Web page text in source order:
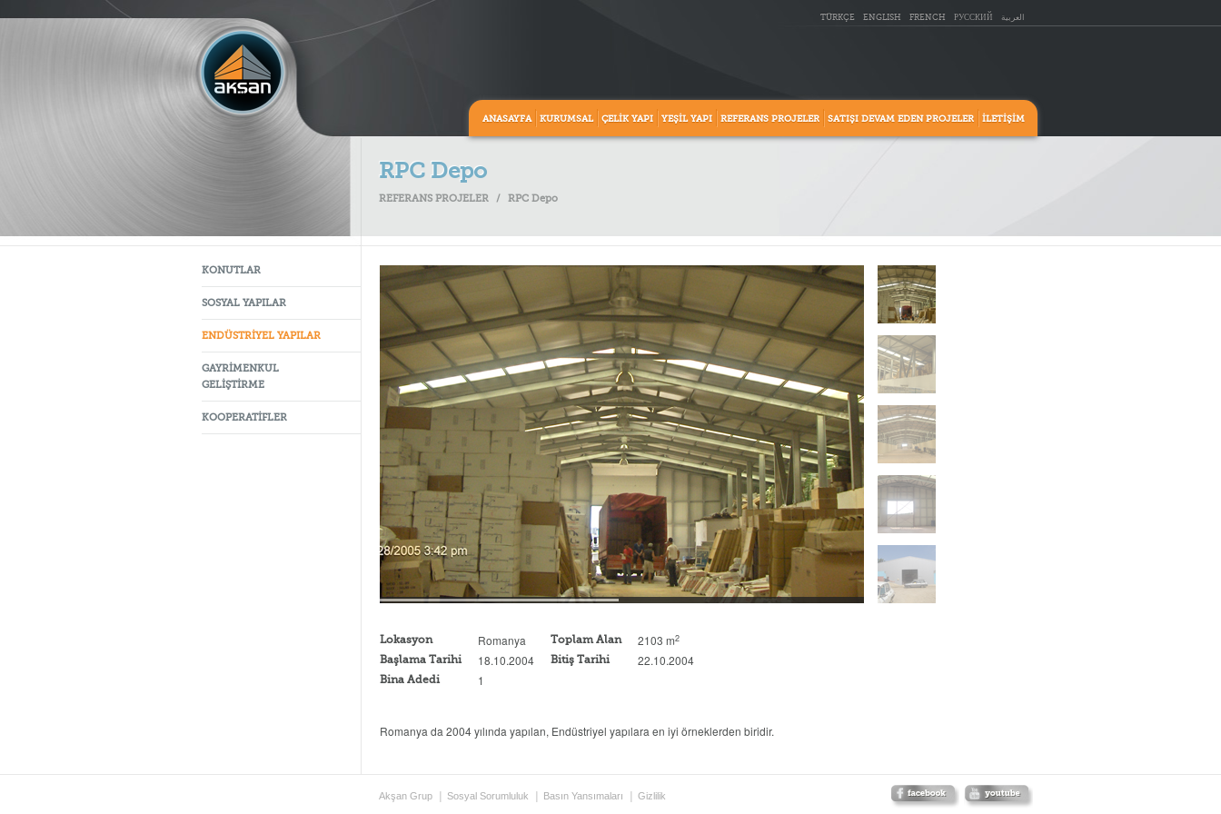
TÜRKÇE ENGLISH FRENCH РУССКИЙ العربية
ANASAYFA KURUMSAL ÇELİK YAPI YEŞİL YAPI REFERANS PROJELER SATIŞI DEVAM EDEN PROJELER İLETİŞİM
KONUTLAR
SOSYAL YAPILAR
ENDÜSTRİYEL YAPILAR
GAYRİMENKUL
GELİŞTİRME
KOOPERATİFLER
RPC Depo
REFERANS PROJELER / RPC Depo
Lokasyon Romanya Toplam Alan 2103 m2
Başlama Tarihi 18.10.2004 Bitiş Tarihi 22.10.2004
Bina Adedi 1
Romanya da 2004 yılında yapılan, Endüstriyel yapılara en iyi örneklerden biridir.
Akşan Grup Sosyal Sorumluluk Basın Yansımaları Gizlilik